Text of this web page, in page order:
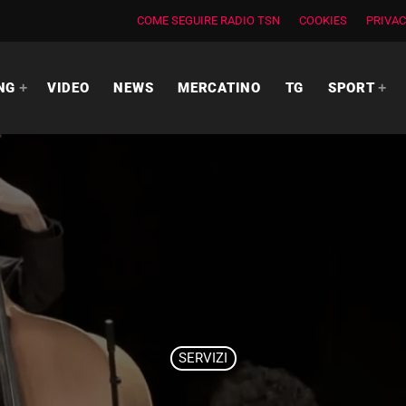
COME SEGUIRE RADIO TSN COOKIES
VIDEO NEWS MERCATINO TG SPORT
SERVIZI